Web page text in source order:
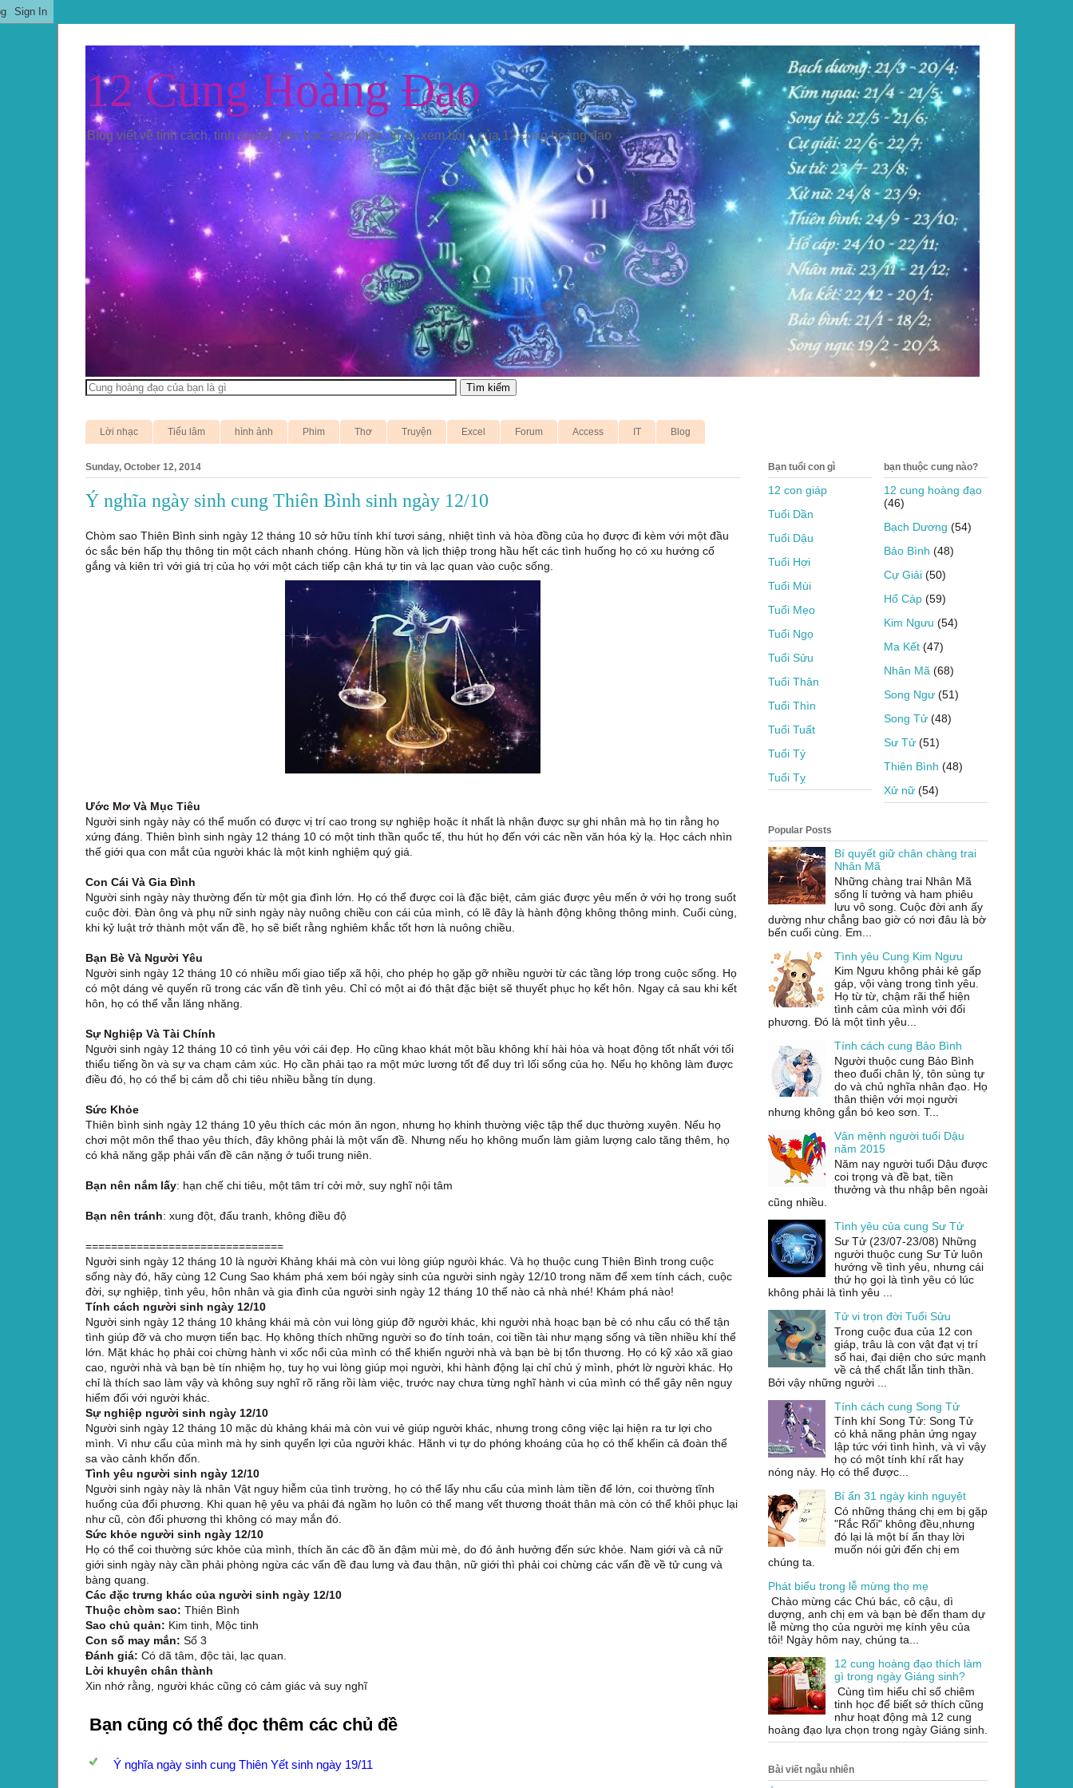
12 Cung Hoàng Đạo
Blog viết về tính cách, tình duyên, tiền bạc, sức khỏe, tử vi, xem bói... của 12 cung hoàng đạo
Lời nhạc Tiếu lâm hình ảnh Phim Thơ Truyện Excel Forum Access IT Blog
Sunday, October 12, 2014
Ý nghĩa ngày sinh cung Thiên Bình sinh ngày 12/10
Chòm sao Thiên Bình sinh ngày 12 tháng 10 sở hữu tính khí tươi sáng, nhiệt tình và hòa đồng của họ được đi kèm với một đầu
óc sắc bén hấp thụ thông tin một cách nhanh chóng. Hùng hồn và lịch thiệp trong hầu hết các tình huống họ có xu hướng cố
gắng và kiên trì với giá trị của họ với một cách tiếp cận khá tự tin và lạc quan vào cuộc sống.
Ước Mơ Và Mục Tiêu
Người sinh ngày này có thể muốn có được vị trí cao trong sự nghiệp hoặc ít nhất là nhận được sự ghi nhân mà họ tin rằng họ
xứng đáng. Thiên bình sinh ngày 12 tháng 10 có một tinh thần quốc tế, thu hút họ đến với các nền văn hóa kỳ lạ. Học cách nhìn
thế giới qua con mắt của người khác là một kinh nghiệm quý giá.
Con Cái Và Gia Đình
Người sinh ngày này thường đến từ một gia đình lớn. Họ có thể được coi là đặc biệt, cảm giác được yêu mến ở với họ trong suốt
cuộc đời. Đàn ông và phụ nữ sinh ngày này nuông chiều con cái của mình, có lẽ đây là hành động không thông minh. Cuối cùng,
khi kỷ luật trở thành một vấn đề, họ sẽ biết rằng nghiêm khắc tốt hơn là nuông chiều.
Bạn Bè Và Người Yêu
Người sinh ngày 12 tháng 10 có nhiều mối giao tiếp xã hội, cho phép họ gặp gỡ nhiều người từ các tầng lớp trong cuộc sống. Họ
có một dáng vẻ quyến rũ trong các vấn đề tình yêu. Chỉ có một ai đó thật đặc biệt sẽ thuyết phục họ kết hôn. Ngay cả sau khi kết
hôn, họ có thể vẫn lăng nhăng.
Sự Nghiệp Và Tài Chính
Người sinh ngày 12 tháng 10 có tình yêu với cái đẹp. Họ cũng khao khát một bầu không khí hài hòa và hoạt động tốt nhất với tối
thiểu tiếng ồn và sự va chạm cảm xúc. Họ cần phải tạo ra một mức lương tốt để duy trì lối sống của họ. Nếu họ không làm được
điều đó, họ có thể bị cám dỗ chi tiêu nhiều bằng tín dụng.
Sức Khỏe
Thiên bình sinh ngày 12 tháng 10 yêu thích các món ăn ngon, nhưng họ khinh thường việc tập thể dục thường xuyên. Nếu họ
chơi một môn thể thao yêu thích, đây không phải là một vấn đề. Nhưng nếu họ không muốn làm giảm lượng calo tăng thêm, họ
có khả năng gặp phải vấn đề cân nặng ở tuổi trung niên.
Bạn nên nắm lấy: hạn chế chi tiêu, một tâm trí cởi mở, suy nghĩ nội tâm
Bạn nên tránh: xung đột, đấu tranh, không điều độ
===============================
Người sinh ngày 12 tháng 10 là người Khảng khái mà còn vui lòng giúp ngưòi khác. Và họ thuộc cung Thiên Bình trong cuộc
sống này đó, hãy cùng 12 Cung Sao khám phá xem bói ngày sinh của người sinh ngày 12/10 trong năm để xem tính cách, cuộc
đời, sự nghiệp, tình yêu, hôn nhân và gia đình của người sinh ngày 12 tháng 10 thế nào cả nhà nhé! Khám phá nào!
Tính cách người sinh ngày 12/10
Người sinh ngày 12 tháng 10 khảng khái mà còn vui lòng giúp đỡ người khác, khi người nhà hoạc bạn bè có nhu cẩu có thể tận
tình giúp đỡ và cho mượn tiển bạc. Họ không thích những người so đo tính toán, coi tiền tài như mạng sống và tiền nhiều khí thể
lớn. Mặt khác họ phải coi chừng hành vi xốc nổi của mình có thể khiến người nhà và bạn bè bị tổn thương. Họ có kỹ xảo xã giao
cao, người nhà và bạn bè tín nhiệm họ, tuy họ vui lòng giúp mọi người, khi hành động lại chỉ chủ ý mình, phớt lờ người khác. Họ
chỉ là thích sao làm vậy và không suy nghĩ rõ răng rồi làm việc, trước nay chưa từng nghĩ hành vi của mình có thể gây nên nguy
hiểm đối với người khác.
Sự nghiệp người sinh ngày 12/10
Người sinh ngày 12 tháng 10 mặc dù khảng khái mà còn vui vẻ giúp người khác, nhưng trong công việc lại hiện ra tư lợi cho
mình. Vì như cẩu của mình mà hy sinh quyển lợi của người khác. Hãnh vi tự do phóng khoáng của họ có thể khếin cả đoàn thể
sa vào cảnh khốn đốn.
Tình yêu người sinh ngày 12/10
Người sinh ngày này là nhân Vật nguy hiễm của tình trường, họ có thể lẩy nhu cẩu của mình làm tiền để lớn, coi thường tĩnh
huống của đổi phương. Khi quan hệ yêu va phải đá ngầm họ luôn có thể mang vết thương thoát thân mà còn có thể khôi phục lại
như cũ, còn đối phương thì không có may mắn đó.
Sức khỏe người sinh ngày 12/10
Họ có thể coi thường sức khỏe của mình, thích ăn các đồ ăn đậm mùi mè, do đó ảnh hưởng đến sức khỏe. Nam giới và cả nữ
giới sinh ngày này cần phải phòng ngừa các vấn đề đau lưng và đau thận, nữ giới thì phải coi chừng các vấn đề về tử cung và
bàng quang.
Các đặc trưng khác của người sinh ngày 12/10
Thuộc chòm sao: Thiên Bình
Sao chủ quản: Kim tinh, Mộc tinh
Con số may mắn: Số 3
Đánh giá: Có dã tâm, độc tài, lạc quan.
Lời khuyên chân thành
Xin nhớ rằng, người khác cũng có cảm giác và suy nghĩ
Bạn cũng có thể đọc thêm các chủ đề
Ý nghĩa ngày sinh cung Thiên Yết sinh ngày 19/11
Bạn tuổi con gì
12 con giáp
Tuổi Dần
Tuổi Dậu
Tuổi Hợi
Tuổi Mùi
Tuổi Mẹo
Tuổi Ngọ
Tuổi Sửu
Tuổi Thân
Tuổi Thìn
Tuổi Tuất
Tuổi Tý
Tuổi Tỵ
bạn thuộc cung nào?
12 cung hoàng đạo
(46)
Bạch Dương (54)
Bảo Bình (48)
Cự Giải (50)
Hổ Cáp (59)
Kim Ngưu (54)
Ma Kết (47)
Nhân Mã (68)
Song Ngư (51)
Song Tử (48)
Sư Tử (51)
Thiên Bình (48)
Xử nữ (54)
Popular Posts
Bí quyết giữ chân chàng trai
Nhân Mã
Những chàng trai Nhân Mã
sống lí tưởng và ham phiêu
lưu vô song. Cuộc đời anh ấy
dường như chẳng bao giờ có nơi đâu là bờ
bến cuối cùng. Em...
Tình yêu Cung Kim Ngưu
Kim Ngưu không phải kẻ gấp
gáp, vội vàng trong tình yêu.
Họ từ từ, chậm rãi thể hiện
tình cảm của mình với đối
phương. Đó là một tình yêu...
Tính cách cung Bảo Bình
Người thuộc cung Bảo Bình
theo đuổi chân lý, tôn sùng tự
do và chủ nghĩa nhân đạo. Họ
thân thiện với mọi người
nhưng không gắn bó keo sơn. T...
Vận mệnh người tuổi Dậu
năm 2015
Năm nay người tuổi Dậu được
coi trọng và đề bạt, tiền
thưởng và thu nhập bên ngoài
cũng nhiều.
Tình yêu của cung Sư Tử
Sư Tử (23/07-23/08) Những
người thuộc cung Sư Tử luôn
hướng về tình yêu, nhưng cái
thứ họ gọi là tình yêu có lúc
không phải là tình yêu ...
Tử vi trọn đời Tuổi Sửu
Trong cuộc đua của 12 con
giáp, trâu là con vật đạt vị trí
số hai, đại diện cho sức mạnh
về cả thể chất lẫn tinh thần.
Bởi vậy những người ...
Tính cách cung Song Tử
Tính khí Song Tử: Song Tử
có khả năng phản ứng ngay
lập tức với tình hình, và vì vậy
họ có một tính khí rất hay
nóng nảy. Họ có thể được...
Bí ẩn 31 ngày kinh nguyệt
Có những tháng chị em bị gặp
"Rắc Rối" không đều,nhưng
đó lại là một bí ẩn thay lời
muốn nói gửi đến chị em
chúng ta.
Phát biểu trong lễ mừng thọ mẹ
Chào mừng các Chú bác, cô cậu, dì
dượng, anh chị em và bạn bè đến tham dự
lễ mừng thọ của người mẹ kính yêu của
tôi! Ngày hôm nay, chúng ta...
12 cung hoàng đạo thích làm
gì trong ngày Giáng sinh?
Cùng tìm hiểu chỉ số chiêm
tinh học để biết sở thích cũng
như hoạt động mà 12 cung
hoàng đạo lựa chọn trong ngày Giáng sinh.
Bài viết ngẫu nhiên